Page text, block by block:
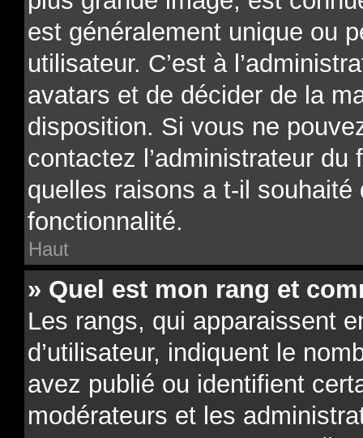
est généralement unique ou
utilisateur. C’est à
avatars et de décider de la
disposition. Si vous ne
contactez l’administrateur
quelles raisons a t-il
fonctionnalité.
Haut
» Quel est mon rang et
Les rangs, qui apparaissent
d’utilisateur, indiquent le
avez publié ou identifient
modérateurs et les